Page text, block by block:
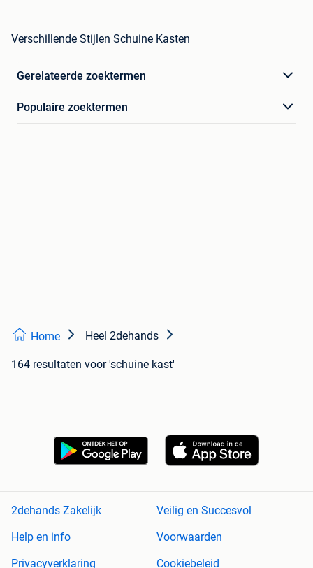
Verschillende Stijlen Schuine Kasten
Gerelateerde zoektermen
Populaire zoektermen
Home Heel 2dehands
164 resultaten voor 'schuine kast'
2dehands Zakelijk
Veilig en Succesvol
Help en info
Voorwaarden
Privacyverklaring
Cookiebeleid